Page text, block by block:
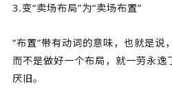
3.变“卖场布局”为“卖场布置”
“布置”带有动词的意味，也就是说
而不是做好一个布局，就一劳永
厌旧。